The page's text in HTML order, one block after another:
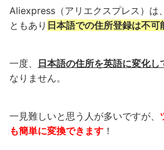
Aliexpress（アリエクスプレス）は
ともあり 日本語での住所登録は不可
一度、 日本語の住所を英語に変化し
なりません。
一見難しいと思う人が多いですが、
も簡単に変換できます ！